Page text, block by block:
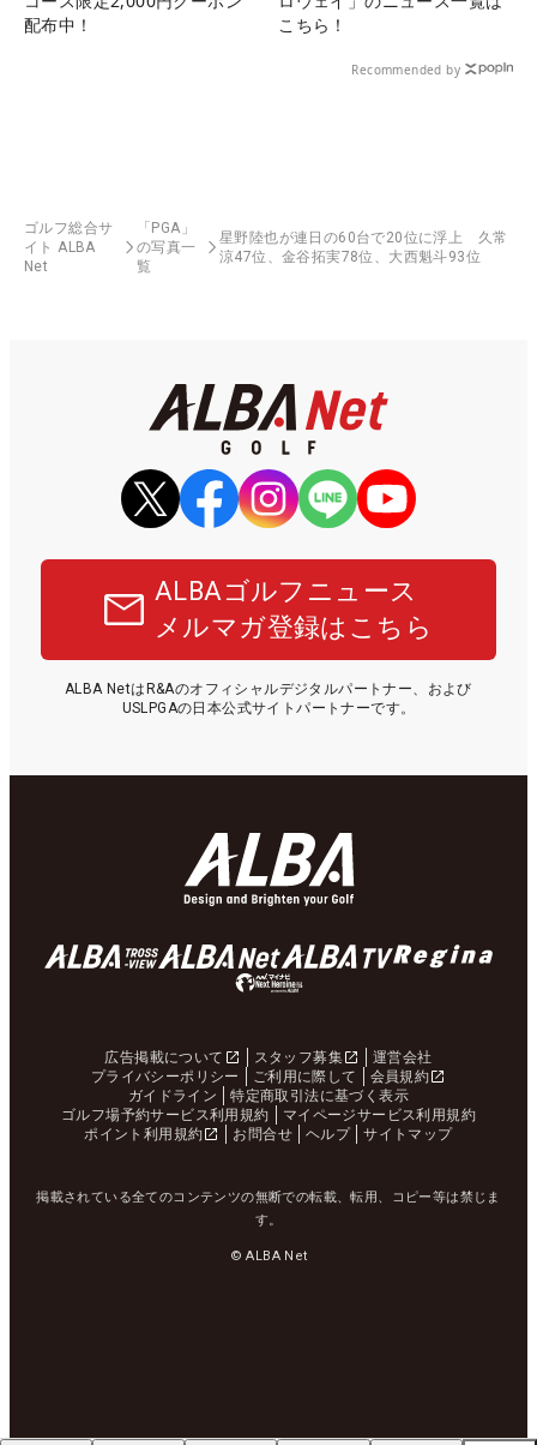
配布中！
こちら！
Recommended by
ゴルフ総合サ
イト ALBA
Net
「PGA」
の写真一
覧
星野陸也が連日の60台で20位に浮上 久常
涼47位、金谷拓実78位、大西魁斗93位
ALBAゴルフニュース
メルマガ登録はこちら
ALBA NetはR&Aのオフィシャルデジタルパートナー、および
USLPGAの日本公式サイトパートナーです。
広告掲載について スタッフ募集
運営会社
プライバシーポリシー
ご利用に際して
会員規約
ガイドライン
特定商取引法に基づく表示
ゴルフ場予約サービス利用規約
マイページサービス利用規約
ポイント利用規約
お問合せ ヘルプ サイトマップ
掲載されている全てのコンテンツの無断での転載、転用、コピー等は禁じま
す。
© ALBA Net